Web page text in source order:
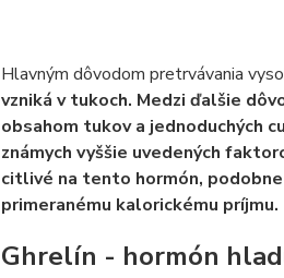
Hlavným dôvodom pretrvávania
vzniká v tukoch. Medzi ďalšie
obsahom tukov a jednoduchých
známych vyššie uvedených
citlivé na tento hormón,
primeranému kalorickému príjmu.
Ghrelín - hormón